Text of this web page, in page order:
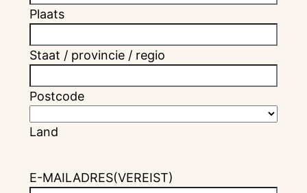
Plaats
Staat / provincie / regio
Postcode
Land
E-MAILADRES(VEREIST)